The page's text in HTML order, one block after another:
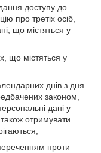
доступу до
про третіх осіб,
що містяться у
що містяться у
днів з дня
законом,
дані у
отримувати
проти